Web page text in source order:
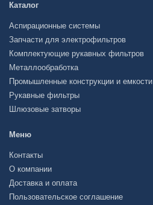
Каталог
Аспирационные системы
Запчасти для электрофильтров
Комплектующие рукавных фильтров
Металлообработка
Промышленные конструкции и емкости
Рукавные фильтры
Шлюзовые затворы
Меню
Контакты
О компании
Доставка и оплата
Пользовательское соглашение